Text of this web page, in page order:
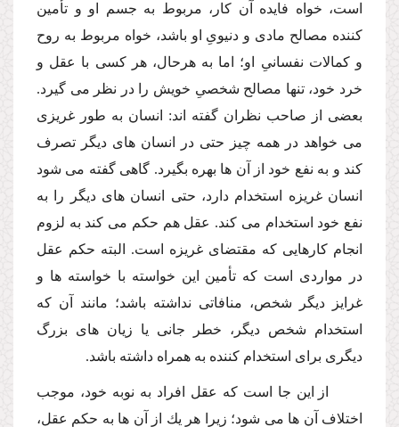
است، خواه فایده آن كار، مربوط به جسم او و تأمین
كننده مصالح مادى و دنیوىِ او باشد، خواه مربوط به روح
و كمالات نفسانىِ او؛ اما به هرحال، هر كسى با عقل و
خرد خود، تنها مصالح شخصىِ خویش را در نظر مى گیرد.
بعضى از صاحب نظران گفته اند: انسان به طور غریزى
مى خواهد در همه چیز حتى در انسان هاى دیگر تصرف
كند و به نفع خود از آن ها بهره بگیرد. گاهى گفته مى شود
انسان غریزه استخدام دارد، حتى انسان هاى دیگر را به
نفع خود استخدام مى كند. عقل هم حكم مى كند به لزوم
انجام كارهایى كه مقتضاى غریزه است. البته حكم عقل
در مواردى است كه تأمین این خواسته با خواسته ها و
غرایز دیگر شخص، منافاتى نداشته باشد؛ مانند آن كه
استخدام شخص دیگر، خطر جانى یا زیان هاى بزرگ
دیگرى براى استخدام كننده به همراه داشته باشد.
از این جا است كه عقل افراد به نوبه خود، موجب
اختلاف آن ها مى شود؛ زیرا هر یك از آن ها به حكم عقل،